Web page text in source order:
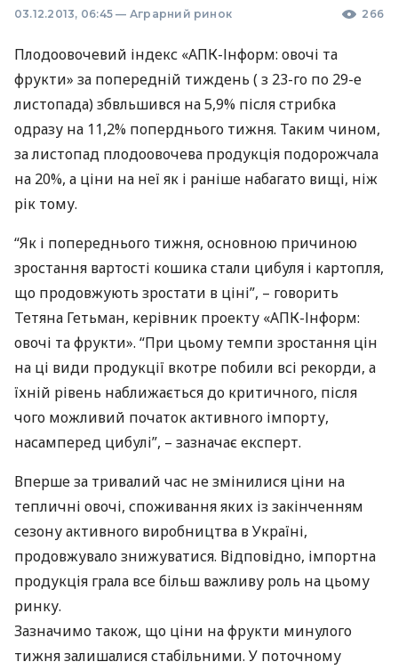
03.12.2013, 06:45 — Аграрний ринок 266
Плодоовочевий індекс «АПК-Інформ: овочі та
фрукти» за попередній тиждень ( з 23-го по 29-е
листопада) збвльшився на 5,9% після стрибка
одразу на 11,2% поперднього тижня. Таким чином,
за листопад плодоовочева продукція подорожчала
на 20%, а ціни на неї як і раніше набагато вищі, ніж
рік тому.
“Як і попереднього тижня, основною причиною
зростання вартості кошика стали цибуля і картопля,
що продовжують зростати в ціні”, – говорить
Тетяна Гетьман, керівник проекту «АПК-Інформ:
овочі та фрукти». “При цьому темпи зростання цін
на ці види продукції вкотре побили всі рекорди, а
їхній рівень наближається до критичного, після
чого можливий початок активного імпорту,
насамперед цибулі”, – зазначає експерт.
Вперше за тривалий час не змінилися ціни на
тепличні овочі, споживання яких із закінченням
сезону активного виробництва в Україні,
продовжувало знижуватися. Відповідно, імпортна
продукція грала все більш важливу роль на цьому
ринку.
Зазначимо також, що ціни на фрукти минулого
тижня залишалися стабільними. У поточному